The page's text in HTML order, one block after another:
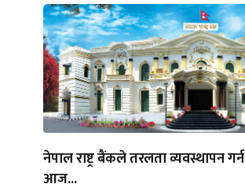
नेपाल राष्ट्र बैंकले तरलता व्यवस्थापन गर्न